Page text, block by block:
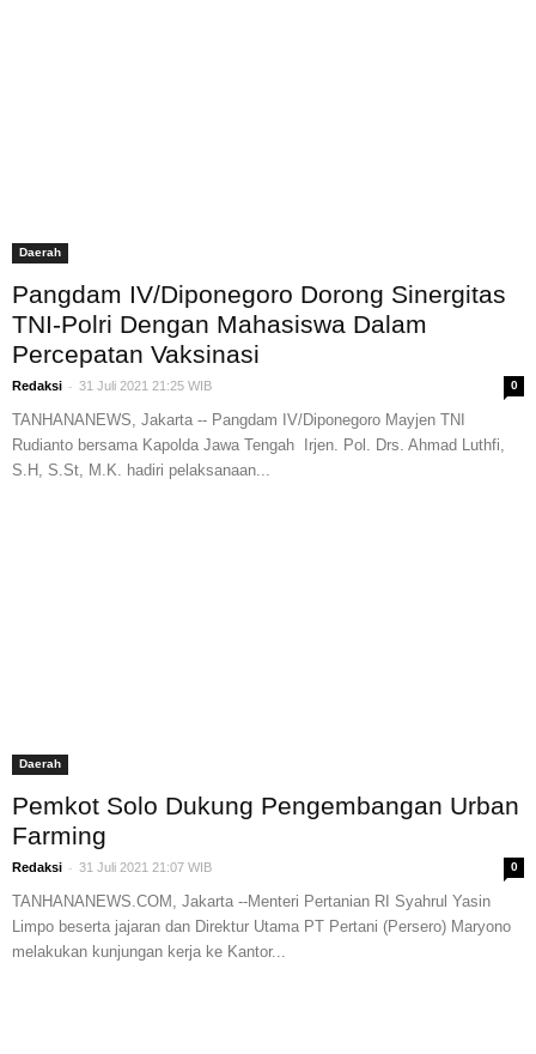
Daerah
Pangdam IV/Diponegoro Dorong Sinergitas
TNI-Polri Dengan Mahasiswa Dalam
Percepatan Vaksinasi
Redaksi - 31 Juli 2021 21:25 WIB 0
TANHANANEWS, Jakarta -- Pangdam IV/Diponegoro Mayjen TNI
Rudianto bersama Kapolda Jawa Tengah Irjen. Pol. Drs. Ahmad Luthfi,
S.H, S.St, M.K. hadiri pelaksanaan...
Daerah
Pemkot Solo Dukung Pengembangan Urban
Farming
Redaksi - 31 Juli 2021 21:07 WIB 0
TANHANANEWS.COM, Jakarta --Menteri Pertanian RI Syahrul Yasin
Limpo beserta jajaran dan Direktur Utama PT Pertani (Persero) Maryono
melakukan kunjungan kerja ke Kantor...